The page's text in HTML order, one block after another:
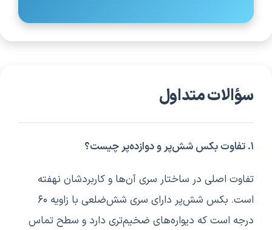
سؤالات متداول
۱. تفاوت بکس شش‌پر و دوازده‌پر چیست؟
تفاوت اصلی در ساختار سری آن‌ها و کاربردشان نهفته
است. بکس شش‌پر دارای سری شش‌ضلعی با زاویه ۶۰
درجه است که دیواره‌های ضخیم‌تری دارد و سطح تماس